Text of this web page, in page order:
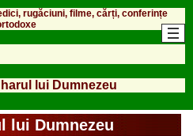
rugăciuni, filme, cărți, conferințe
lui Dumnezeu
lui Dumnezeu